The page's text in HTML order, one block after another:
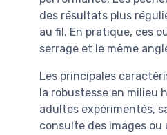
des résultats plus
au fil. En pratique, ces
serrage et le même
Les principales
la robustesse en
adultes expérimentés,
consulte des images